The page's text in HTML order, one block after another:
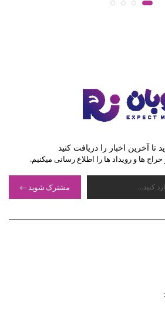
آخرین اخبار را دریافت کنید
ها و رویداد ها را اطلاع رسانی میکنیم.
مشترک شوید